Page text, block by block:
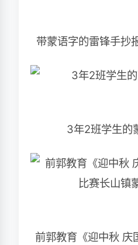
带蒙语字的雷锋手抄
3年2班学生的
前郭教育《迎中秋 庆